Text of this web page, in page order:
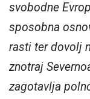
svobodne
sposobna
rasti ter dovolj
znotraj
zagotavlja